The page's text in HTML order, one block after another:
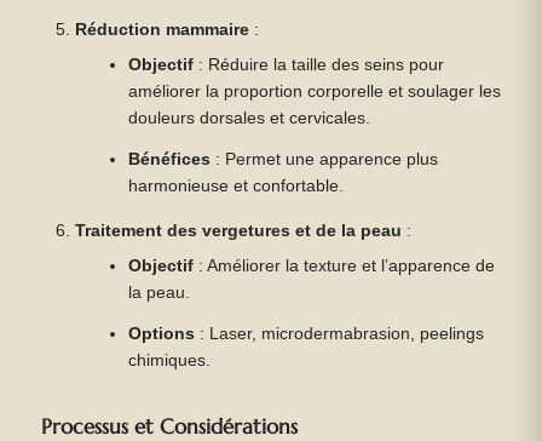
Réduction mammaire :
Objectif : Réduire la taille des seins pour
améliorer la proportion corporelle et soulager les
douleurs dorsales et cervicales.
Bénéfices : Permet une apparence plus
harmonieuse et confortable.
Traitement des vergetures et de la peau :
Objectif : Améliorer la texture et l’apparence de
la peau.
Options : Laser, microdermabrasion, peelings
chimiques.
Processus et Considérations